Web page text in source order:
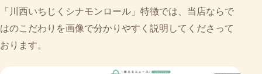
「川西いちじくシナモンロール」特徴では、当店ならで
はのこだわりを画像で分かりやすく説明してくださって
おります。